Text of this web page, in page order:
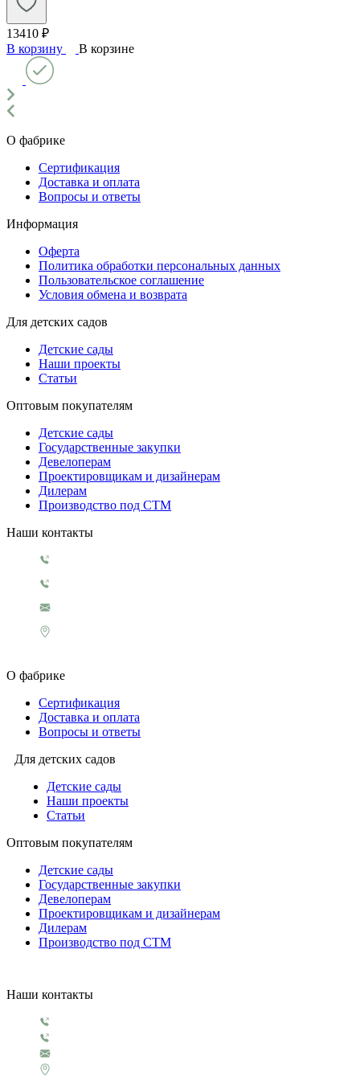
13410 ₽
В корзину
В корзине
О фабрике
Сертификация
Доставка и оплата
Вопросы и ответы
Информация
Оферта
Политика обработки персональных данных
Пользовательское соглашение
Условия обмена и возврата
Для детских садов
Детские сады
Наши проекты
Статьи
Оптовым покупателям
Детские сады
Государственные закупки
Девелоперам
Проектировщикам и дизайнерам
Дилерам
Производство под СТМ
Наши контакты
О фабрике
Сертификация
Доставка и оплата
Вопросы и ответы
Для детских садов
Детские сады
Наши проекты
Статьи
Оптовым покупателям
Детские сады
Государственные закупки
Девелоперам
Проектировщикам и дизайнерам
Дилерам
Производство под СТМ
Наши контакты